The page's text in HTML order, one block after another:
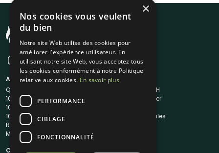
A propos
Qui sommes-nous ?
1001Salles
1001Salles PRO
1001DJ
Reserverunbar
MP2
Liens utiles
Traiteur en 48H
Nous contacter
Mentions légales
Contacts
×
Nos cookies vous veulent
du bien
Notre site Web utilise des cookies pour
améliorer l'expérience utilisateur. En
utilisant notre site Web, vous acceptez tous
les cookies conformément à notre Politique
relative aux cookies. En savoir plus
PERFORMANCE
CIBLAGE
FONCTIONNALITÉ